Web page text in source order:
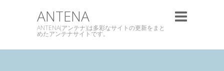
ANTENA
ANTENA(アンテナ)は多彩なサイトの更新をまと
めたアンテナサイトです。